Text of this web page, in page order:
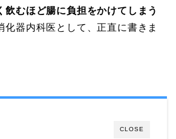
飲むほど腸に負担をかけてしまう
化器内科医として、正直に書きま
CLOSE